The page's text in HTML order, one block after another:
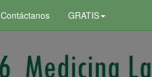
Contáctanos GRATIS